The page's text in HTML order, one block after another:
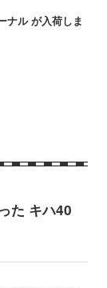
ナル が入荷しま